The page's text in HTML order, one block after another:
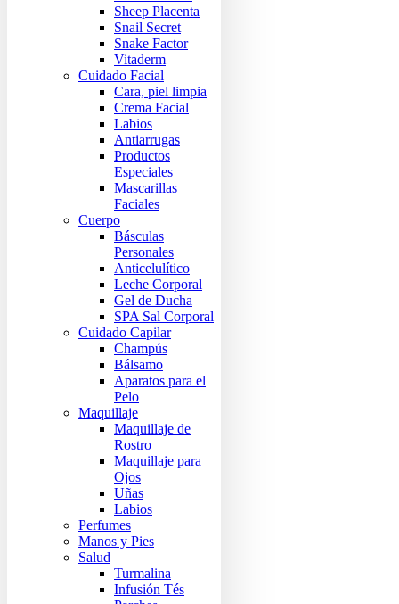
Sheep Placenta
Snail Secret
Snake Factor
Vitaderm
Cuidado Facial
Cara, piel limpia
Crema Facial
Labios
Antiarrugas
Productos
Especiales
Mascarillas
Faciales
Cuerpo
Básculas
Personales
Anticelulítico
Leche Corporal
Gel de Ducha
SPA Sal Corporal
Cuidado Capilar
Champús
Bálsamo
Aparatos para el
Pelo
Maquillaje
Maquillaje de
Rostro
Maquillaje para
Ojos
Uñas
Labios
Perfumes
Manos y Pies
Salud
Turmalina
Infusión Tés